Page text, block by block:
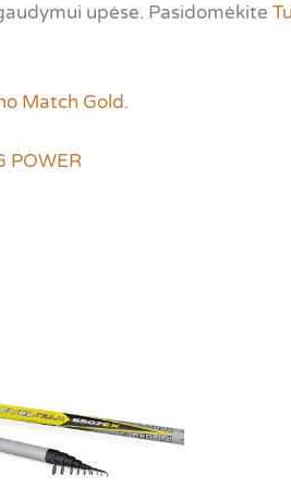
upėse. Pasidomėkite
Match Gold.
POWER